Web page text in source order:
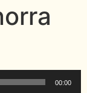
00:00